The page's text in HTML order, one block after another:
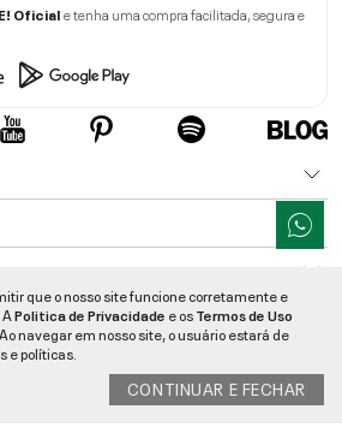
Oficiale tenha uma compra facilitada, segura e
RESERVADOS -RUA MANOEL FRANCISCO
que o nosso site funcione corretamente e
Politica de Privacidade e osTermos de Uso
navegar em nosso site, o usuário estará de
e políticas.
CONTINUAR E FECHAR